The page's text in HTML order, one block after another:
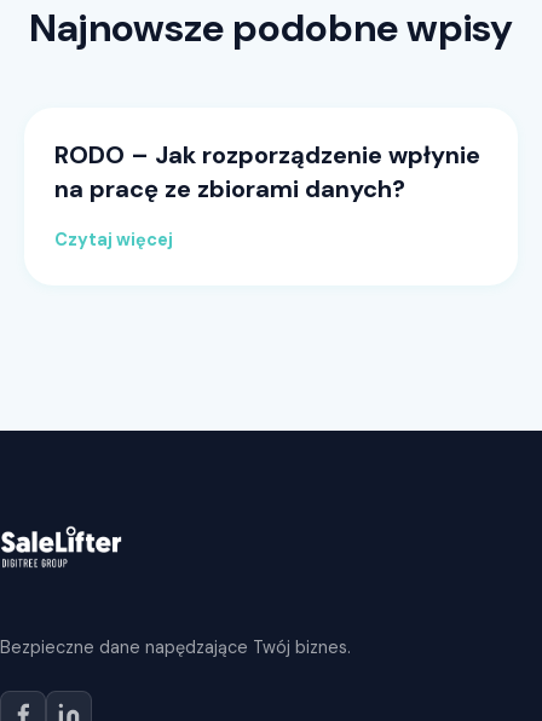
Najnowsze podobne wpisy
RODO – Jak rozporządzenie wpłynie
na pracę ze zbiorami danych?
Czytaj więcej
Bezpieczne dane napędzające Twój biznes.